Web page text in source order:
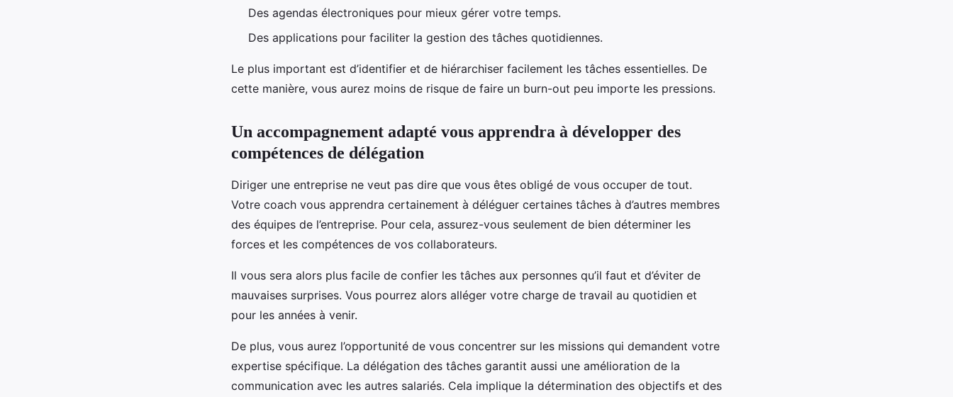
Des agendas électroniques pour mieux gérer votre temps.
Des applications pour faciliter la gestion des tâches quotidiennes.
Le plus important est d’identifier et de hiérarchiser facilement les tâches essentielles. De
cette manière, vous aurez moins de risque de faire un burn-out peu importe les pressions.
Un accompagnement adapté vous apprendra à développer des
compétences de délégation
Diriger une entreprise ne veut pas dire que vous êtes obligé de vous occuper de tout.
Votre coach vous apprendra certainement à déléguer certaines tâches à d’autres membres
des équipes de l’entreprise. Pour cela, assurez-vous seulement de bien déterminer les
forces et les compétences de vos collaborateurs.
Il vous sera alors plus facile de confier les tâches aux personnes qu’il faut et d’éviter de
mauvaises surprises. Vous pourrez alors alléger votre charge de travail au quotidien et
pour les années à venir.
De plus, vous aurez l’opportunité de vous concentrer sur les missions qui demandent votre
expertise spécifique. La délégation des tâches garantit aussi une amélioration de la
communication avec les autres salariés. Cela implique la détermination des objectifs et des